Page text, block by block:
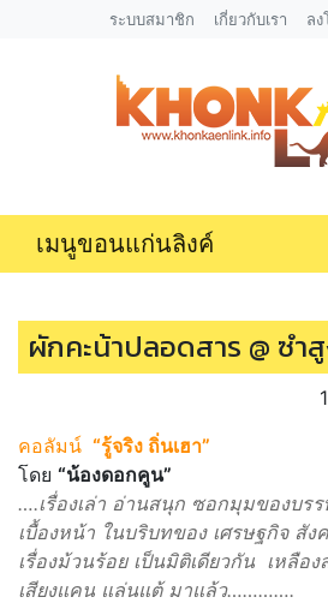
ระบบสมาชิก เกี่ยวกับเรา ล
เมนูขอนแก่นลิงค์
ผักคะน้าปลอดสาร @ ซำ
คอลัมน์ “รู้จริง ถิ่นเฮา”
โดย “น้องดอกคูน”
….เรื่องเล่า อ่านสนุก ซอกมุมของบร
เบื้องหน้า ในบริบทของ เศรษฐกิจ สัง
เรื่องม้วนร้อย เป็นมิติเดียวกัน เหลือ
เสียงแคน แล่นแต้ มาแล้ว………….